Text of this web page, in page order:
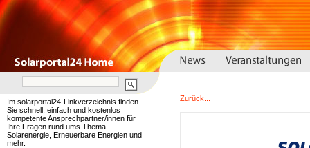
Im solarportal24-Linkverzeichnis finden
Sie schnell, einfach und kostenlos
kompetente Ansprechpartner/innen für
Ihre Fragen rund ums Thema
Solarenergie, Erneuerbare Energien und
mehr.
Zurück...